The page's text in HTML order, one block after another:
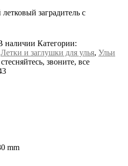
заградитель с
наличии Категории:
Летки и заглушки для улья, Ульи
звоните, все
mm